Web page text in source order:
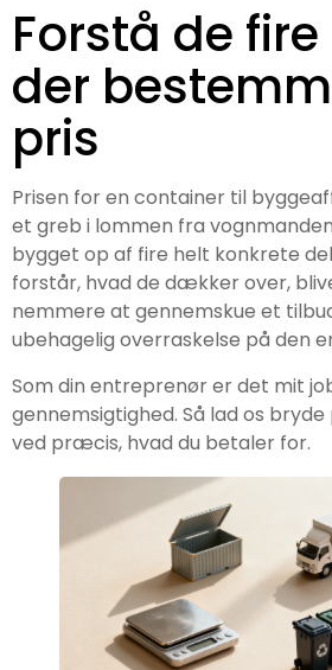
Forstå de
der
pris
Prisen for en container til
et greb i lommen fra
bygget op af fire helt konkrete
forstår, hvad de dækker over,
nemmere at gennemskue et
ubehagelig overraskelse på den
Som din entreprenør er det mit
gennemsigtighed. Så lad os bryde
ved præcis, hvad du betaler for.